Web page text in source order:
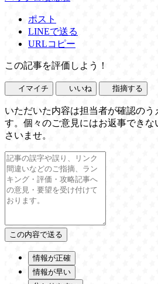
ポスト
LINEで送る
URLコピー
この記事を評価しよう！
イマイチ いいね 指摘する
いただいた内容は担当者が確認のう
す。個々のご意見にはお返事でき
さいませ。
情報が正確
情報が早い